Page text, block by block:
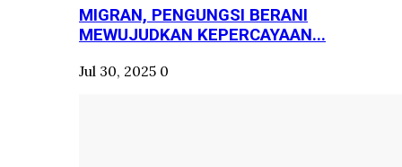
MIGRAN, PENGUNGSI BERANI
MEWUJUDKAN KEPERCAYAAN...
Jul 30, 2025 0